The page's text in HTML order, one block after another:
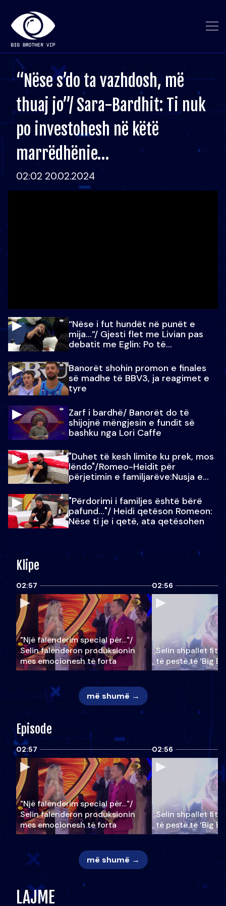
“Nëse s’do ta vazhdosh, më
thuaj jo”/ Sara-Bardhit: Ti nuk
po investohesh në këtë
marrëdhënie…
02:02 20.02.2024
“Nëse i fut hundët në punët e
mija…”/ Gjesti flet me Livian pas
debatit me Eglin: Po të
Banorët shohin promon e finales
së madhe të BBV3, ja reagimet e
tyre
Zarf i bardhë/ Banorët do të
shijojnë mëngjesin e fundit së
bashku nga Lori Caffe
"Duhet të kesh limite ku prek, mos
lëndo"/Romeo-Heidit për
përjetimin e familjarëve:Nusja e
"Përdorimi i familjes është bërë
pafund…"/ Heidi qetëson Romeon:
Nëse ti je i qetë, ata qetësohen
Klipe
02:57
"Një falenderim special për…"/
Selin falënderon produksionin
mes emocionesh të forta
02:56
Selin shpallet
të pestë të ‘Big
më shumë →
Episode
02:57
"Një falenderim special për…"/
Selin falënderon produksionin
mes emocionesh të forta
02:56
Selin shpallet
të pestë të ‘Big
më shumë →
LAJME